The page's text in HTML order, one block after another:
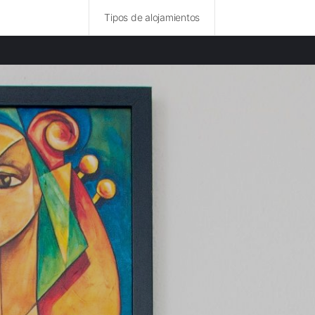
Tipos de alojamientos